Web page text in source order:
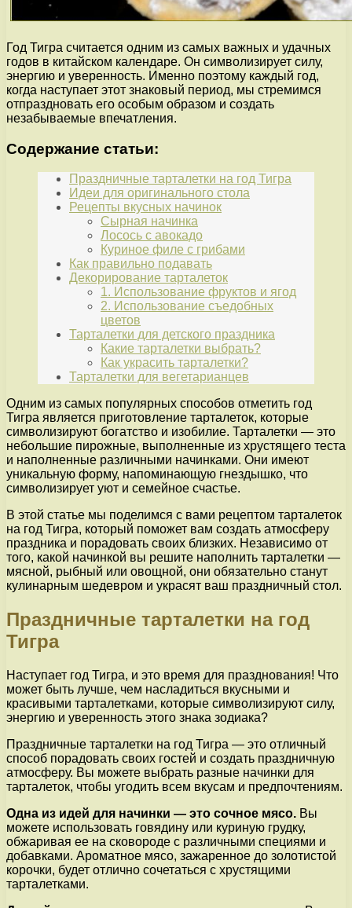
Год Тигра считается одним из самых важных и удачных
годов в китайском календаре. Он символизирует силу,
энергию и уверенность. Именно поэтому каждый год,
когда наступает этот знаковый период, мы стремимся
отпраздновать его особым образом и создать
незабываемые впечатления.
Содержание статьи:
Праздничные тарталетки на год Тигра
Идеи для оригинального стола
Рецепты вкусных начинок
Сырная начинка
Лосось с авокадо
Куриное филе с грибами
Как правильно подавать
Декорирование тарталеток
1. Использование фруктов и ягод
2. Использование съедобных
цветов
Тарталетки для детского праздника
Какие тарталетки выбрать?
Как украсить тарталетки?
Тарталетки для вегетарианцев
Одним из самых популярных способов отметить год
Тигра является приготовление тарталеток, которые
символизируют богатство и изобилие. Тарталетки — это
небольшие пирожные, выполненные из хрустящего теста
и наполненные различными начинками. Они имеют
уникальную форму, напоминающую гнездышко, что
символизирует уют и семейное счастье.
В этой статье мы поделимся с вами рецептом тарталеток
на год Тигра, который поможет вам создать атмосферу
праздника и порадовать своих близких. Независимо от
того, какой начинкой вы решите наполнить тарталетки —
мясной, рыбный или овощной, они обязательно станут
кулинарным шедевром и украсят ваш праздничный стол.
Праздничные тарталетки на год
Тигра
Наступает год Тигра, и это время для празднования! Что
может быть лучше, чем насладиться вкусными и
красивыми тарталетками, которые символизируют силу,
энергию и уверенность этого знака зодиака?
Праздничные тарталетки на год Тигра — это отличный
способ порадовать своих гостей и создать праздничную
атмосферу. Вы можете выбрать разные начинки для
тарталеток, чтобы угодить всем вкусам и предпочтениям.
Одна из идей для начинки — это сочное мясо. Вы
можете использовать говядину или куриную грудку,
обжаривая ее на сковороде с различными специями и
добавками. Ароматное мясо, зажаренное до золотистой
корочки, будет отлично сочетаться с хрустящими
тарталетками.